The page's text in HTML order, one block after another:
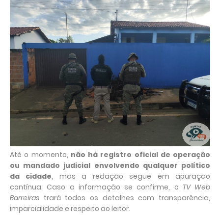
Até o momento, não há registro oficial de operação
ou mandado judicial envolvendo qualquer político
da cidade, mas a redação segue em apuração
contínua. Caso a informação se confirme, o TV Web
Barreiras trará todos os detalhes com transparência,
imparcialidade e respeito ao leitor.